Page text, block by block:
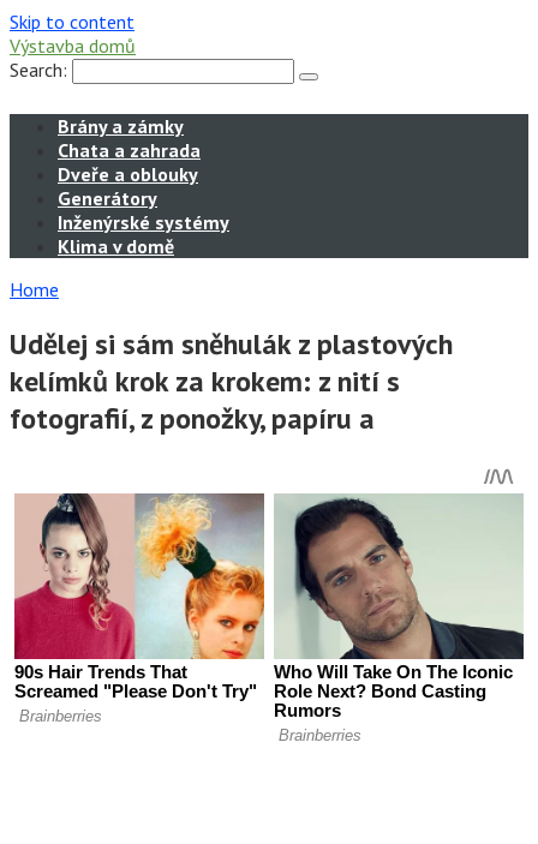
Skip to content
Výstavba domů
Search:
Brány a zámky
Chata a zahrada
Dveře a oblouky
Generátory
Inženýrské systémy
Klima v domě
Home
Udělej si sám sněhulák z plastových
kelímků krok za krokem: z nití s ​​
fotografií, z ponožky, papíru a